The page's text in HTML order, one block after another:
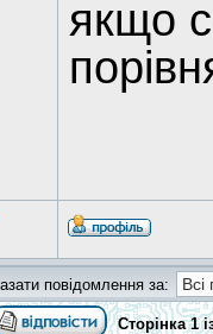
якщо
повідомлення за:
Сторінка1